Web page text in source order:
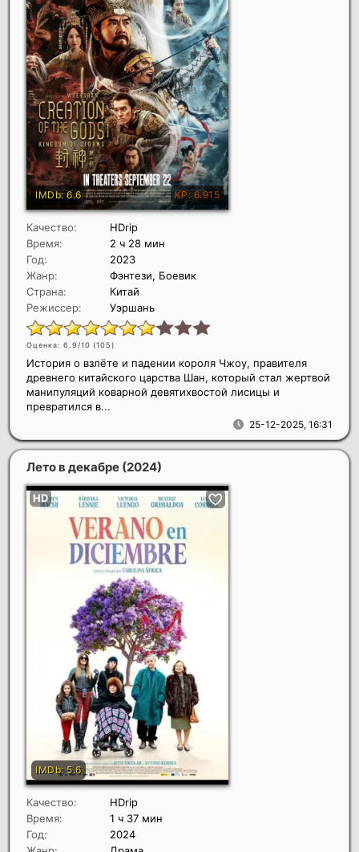
Качество:
HDrip
Время:
2 ч 28 мин
Год:
2023
Жанр:
Фэнтези, Боевик
Страна:
Китай
Режиссер:
Уэршань
Оценка: 6.9/10 (105)
25-12-2025, 16:31
История о взлёте и падении короля Чжоу, правителя
древнего китайского царства Шан, который стал жертвой
манипуляций коварной девятихвостой лисицы и
превратился в...
Лето в декабре (2024)
Качество:
HDrip
Время:
1 ч 37 мин
Год:
2024